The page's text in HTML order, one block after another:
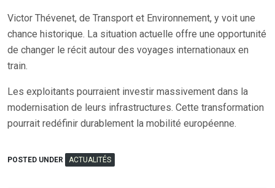
Victor Thévenet, de Transport et Environnement, y voit une
chance historique. La situation actuelle offre une opportunité
de changer le récit autour des voyages internationaux en
train.
Les exploitants pourraient investir massivement dans la
modernisation de leurs infrastructures. Cette transformation
pourrait redéfinir durablement la mobilité européenne.
POSTED UNDER ACTUALITÉS